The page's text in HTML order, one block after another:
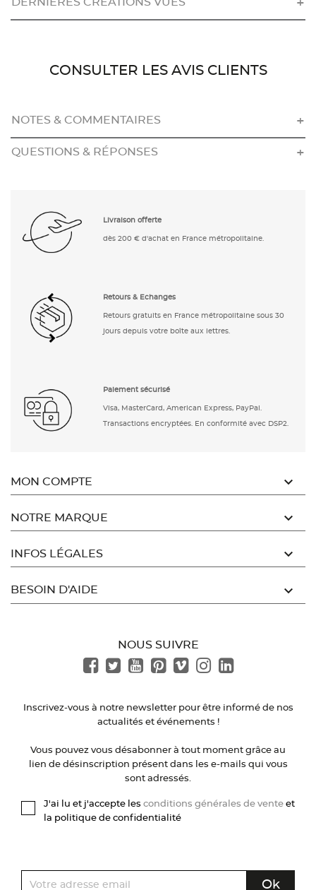
DERNIÈRES CRÉATIONS VUES
CONSULTER LES AVIS CLIENTS
NOTES & COMMENTAIRES
QUESTIONS & RÉPONSES
Livraison offerte
dès 200 € d'achat en France métropolitaine.
Retours & Echanges
Retours gratuits en France métropolitaine sous 30
jours depuis votre boîte aux lettres.
Paiement sécurisé
Visa, MasterCard, American Express, PayPal.
Transactions encryptées. En conformité avec DSP2.
MON COMPTE 
NOTRE MARQUE 
INFOS LÉGALES 
BESOIN D'AIDE 
NOUS SUIVRE
Inscrivez-vous à notre newsletter pour être informé de nos
actualités et événements !
Vous pouvez vous désabonner à tout moment grâce au
lien de désinscription présent dans les e-mails qui vous
sont adressés.
J'ai lu et j'accepte les conditions générales de vente et
la politique de confidentialité